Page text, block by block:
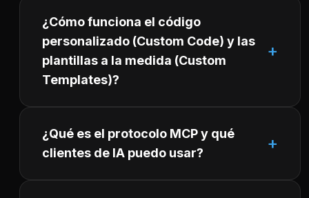
¿Cómo funciona el código
personalizado (Custom Code) y las
plantillas a la medida (Custom
Templates)?
¿Qué es el protocolo MCP y qué
clientes de IA puedo usar?